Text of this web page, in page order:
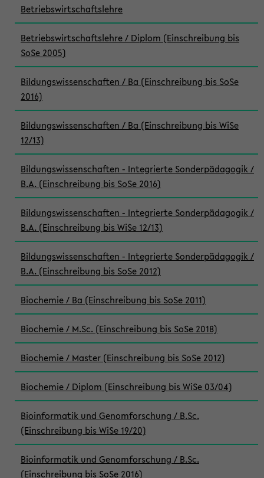
Betriebswirtschaftslehre
Betriebswirtschaftslehre / Diplom (Einschreibung bis
SoSe 2005)
Bildungswissenschaften / Ba (Einschreibung bis SoSe
2016)
Bildungswissenschaften / Ba (Einschreibung bis WiSe
12/13)
Bildungswissenschaften - Integrierte Sonderpädagogik /
B.A. (Einschreibung bis SoSe 2016)
Bildungswissenschaften - Integrierte Sonderpädagogik /
B.A. (Einschreibung bis WiSe 12/13)
Bildungswissenschaften - Integrierte Sonderpädagogik /
B.A. (Einschreibung bis SoSe 2012)
Biochemie / Ba (Einschreibung bis SoSe 2011)
Biochemie / M.Sc. (Einschreibung bis SoSe 2018)
Biochemie / Master (Einschreibung bis SoSe 2012)
Biochemie / Diplom (Einschreibung bis WiSe 03/04)
Bioinformatik und Genomforschung / B.Sc.
(Einschreibung bis WiSe 19/20)
Bioinformatik und Genomforschung / B.Sc.
(Einschreibung bis SoSe 2016)